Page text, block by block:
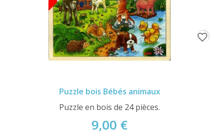
Puzzle bois Bébés animaux
Puzzle en bois de 24 pièces.
9,00 €
favorite_border